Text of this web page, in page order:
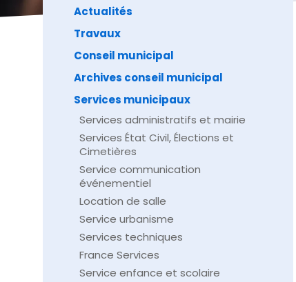
Actualités
Travaux
Conseil municipal
Archives conseil municipal
Services municipaux
Services administratifs et mairie
Services État Civil, Élections et
Cimetières
Service communication
événementiel
Location de salle
Service urbanisme
Services techniques
France Services
Service enfance et scolaire